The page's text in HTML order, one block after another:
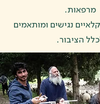
מרפאות.
נגישים ומותאמים
הציבור.